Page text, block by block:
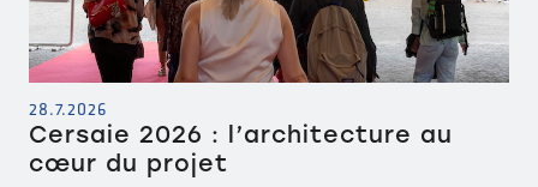
28.7.2026
Cersaie 2026 : l’architecture au
cœur du projet